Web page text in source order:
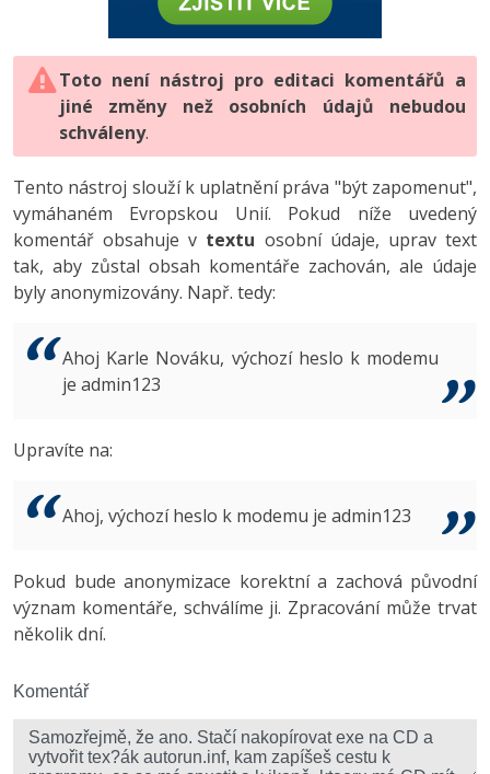
HTML5, CSS3, Bootstrap, SEO
SQL a databáze
Testování a verzování
UML a návrhové vzory
React
Spring
ASP.NET MVC
Best practices
PHP
JavaScript
Python
HTML / CSS
UML a návrhové vzory
MySQL/MariaDB
MS-SQL
Vývojář mobilních aplikací
C# Game developer
Tester
Systémový administrátor
3D grafik
Copywriter
WordPress specialista
-80%
JavaScript -80%
PHP -80%
Swift -80%
Kotlin -80%
VB.NET
Algoritmy -41%
Umělá inteligence (AI) -10%
Fórum
Digitální gramotnost
Marketing
WordPress
SEO
UX
Business
Copywriting
Windows
Kybernetická bezpečnost
Photoshop -80%
Adobe Illustrator -80%
Adobe Lightroom
Adobe XD
Adobe InDesign -25%
Adobe After Effects
Inkscape
Fórum
Toto není nástroj pro editaci komentářů a
jiné změny než osobních údajů nebudou
schváleny.
Tento nástroj slouží k uplatnění práva "být zapomenut",
vymáhaném Evropskou Unií. Pokud níže uvedený
komentář obsahuje v textu osobní údaje, uprav text
tak, aby zůstal obsah komentáře zachován, ale údaje
byly anonymizovány. Např. tedy:
Ahoj Karle Nováku, výchozí heslo k modemu
je admin123
Upravíte na:
Ahoj, výchozí heslo k modemu je admin123
Pokud bude anonymizace korektní a zachová původní
význam komentáře, schválíme ji. Zpracování může trvat
několik dní.
Komentář